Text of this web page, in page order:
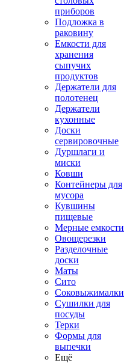
приборов
Подложка в
раковину
Емкости для
хранения
сыпучих
продуктов
Держатели для
полотенец
Держатели
кухонные
Доски
сервировочные
Дуршлаги и
миски
Ковши
Контейнеры для
мусора
Кувшины
пищевые
Мерные емкости
Овощерезки
Разделочные
доски
Маты
Сито
Соковыжималки
Сушилки для
посуды
Терки
Формы для
выпечки
Ещё